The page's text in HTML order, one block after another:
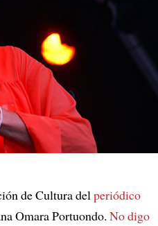
de Cultura delperiódico
Omara Portuondo. No digo